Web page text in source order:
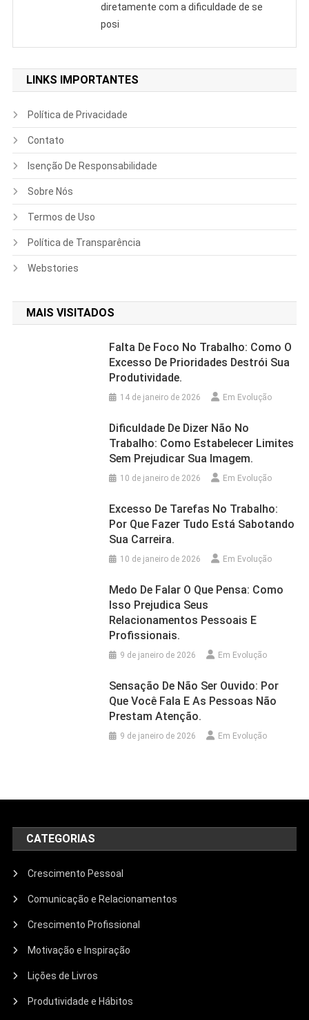
diretamente com a dificuldade de se
posi
LINKS IMPORTANTES
Política de Privacidade
Contato
Isenção De Responsabilidade
Sobre Nós
Termos de Uso
Política de Transparência
Webstories
MAIS VISITADOS
Falta De Foco No Trabalho: Como O
Excesso De Prioridades Destrói Sua
Produtividade.
14 de janeiro de 2026 Em Evolução
Dificuldade De Dizer Não No
Trabalho: Como Estabelecer Limites
Sem Prejudicar Sua Imagem.
10 de janeiro de 2026 Em Evolução
Excesso De Tarefas No Trabalho:
Por Que Fazer Tudo Está Sabotando
Sua Carreira.
10 de janeiro de 2026 Em Evolução
Medo De Falar O Que Pensa: Como
Isso Prejudica Seus
Relacionamentos Pessoais E
Profissionais.
9 de janeiro de 2026 Em Evolução
Sensação De Não Ser Ouvido: Por
Que Você Fala E As Pessoas Não
Prestam Atenção.
9 de janeiro de 2026 Em Evolução
CATEGORIAS
Crescimento Pessoal
Comunicação e Relacionamentos
Crescimento Profissional
Motivação e Inspiração
Lições de Livros
Produtividade e Hábitos